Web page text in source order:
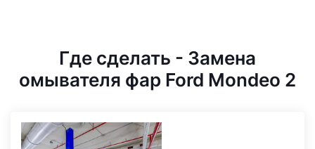
Где сделать - Замена
омывателя фар Ford Mondeo 2